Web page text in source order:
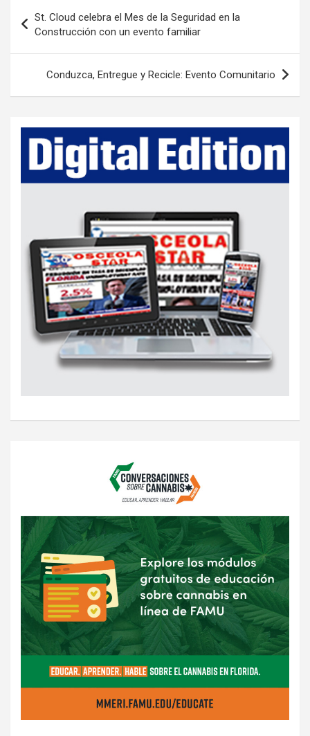
s
n
St. Cloud celebra el Mes de la Seguridad en la
Construcción con un evento familiar
Conduzca, Entregue y Recicle: Evento Comunitario